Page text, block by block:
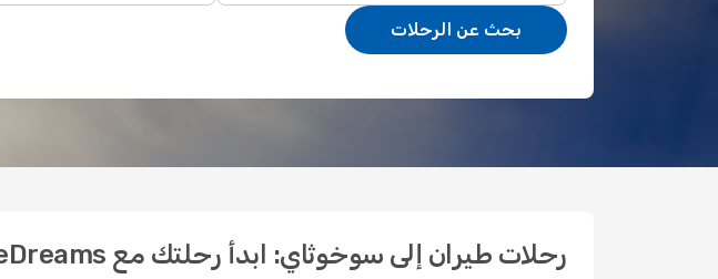
بحث عن الرحلات
رحلات طيران إلى سوخوثاي: ابدأ رحلتك مع eDreams